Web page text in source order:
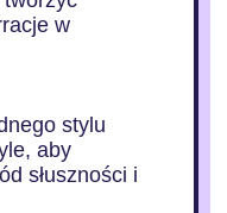
w
stylu
aby
słuszności i